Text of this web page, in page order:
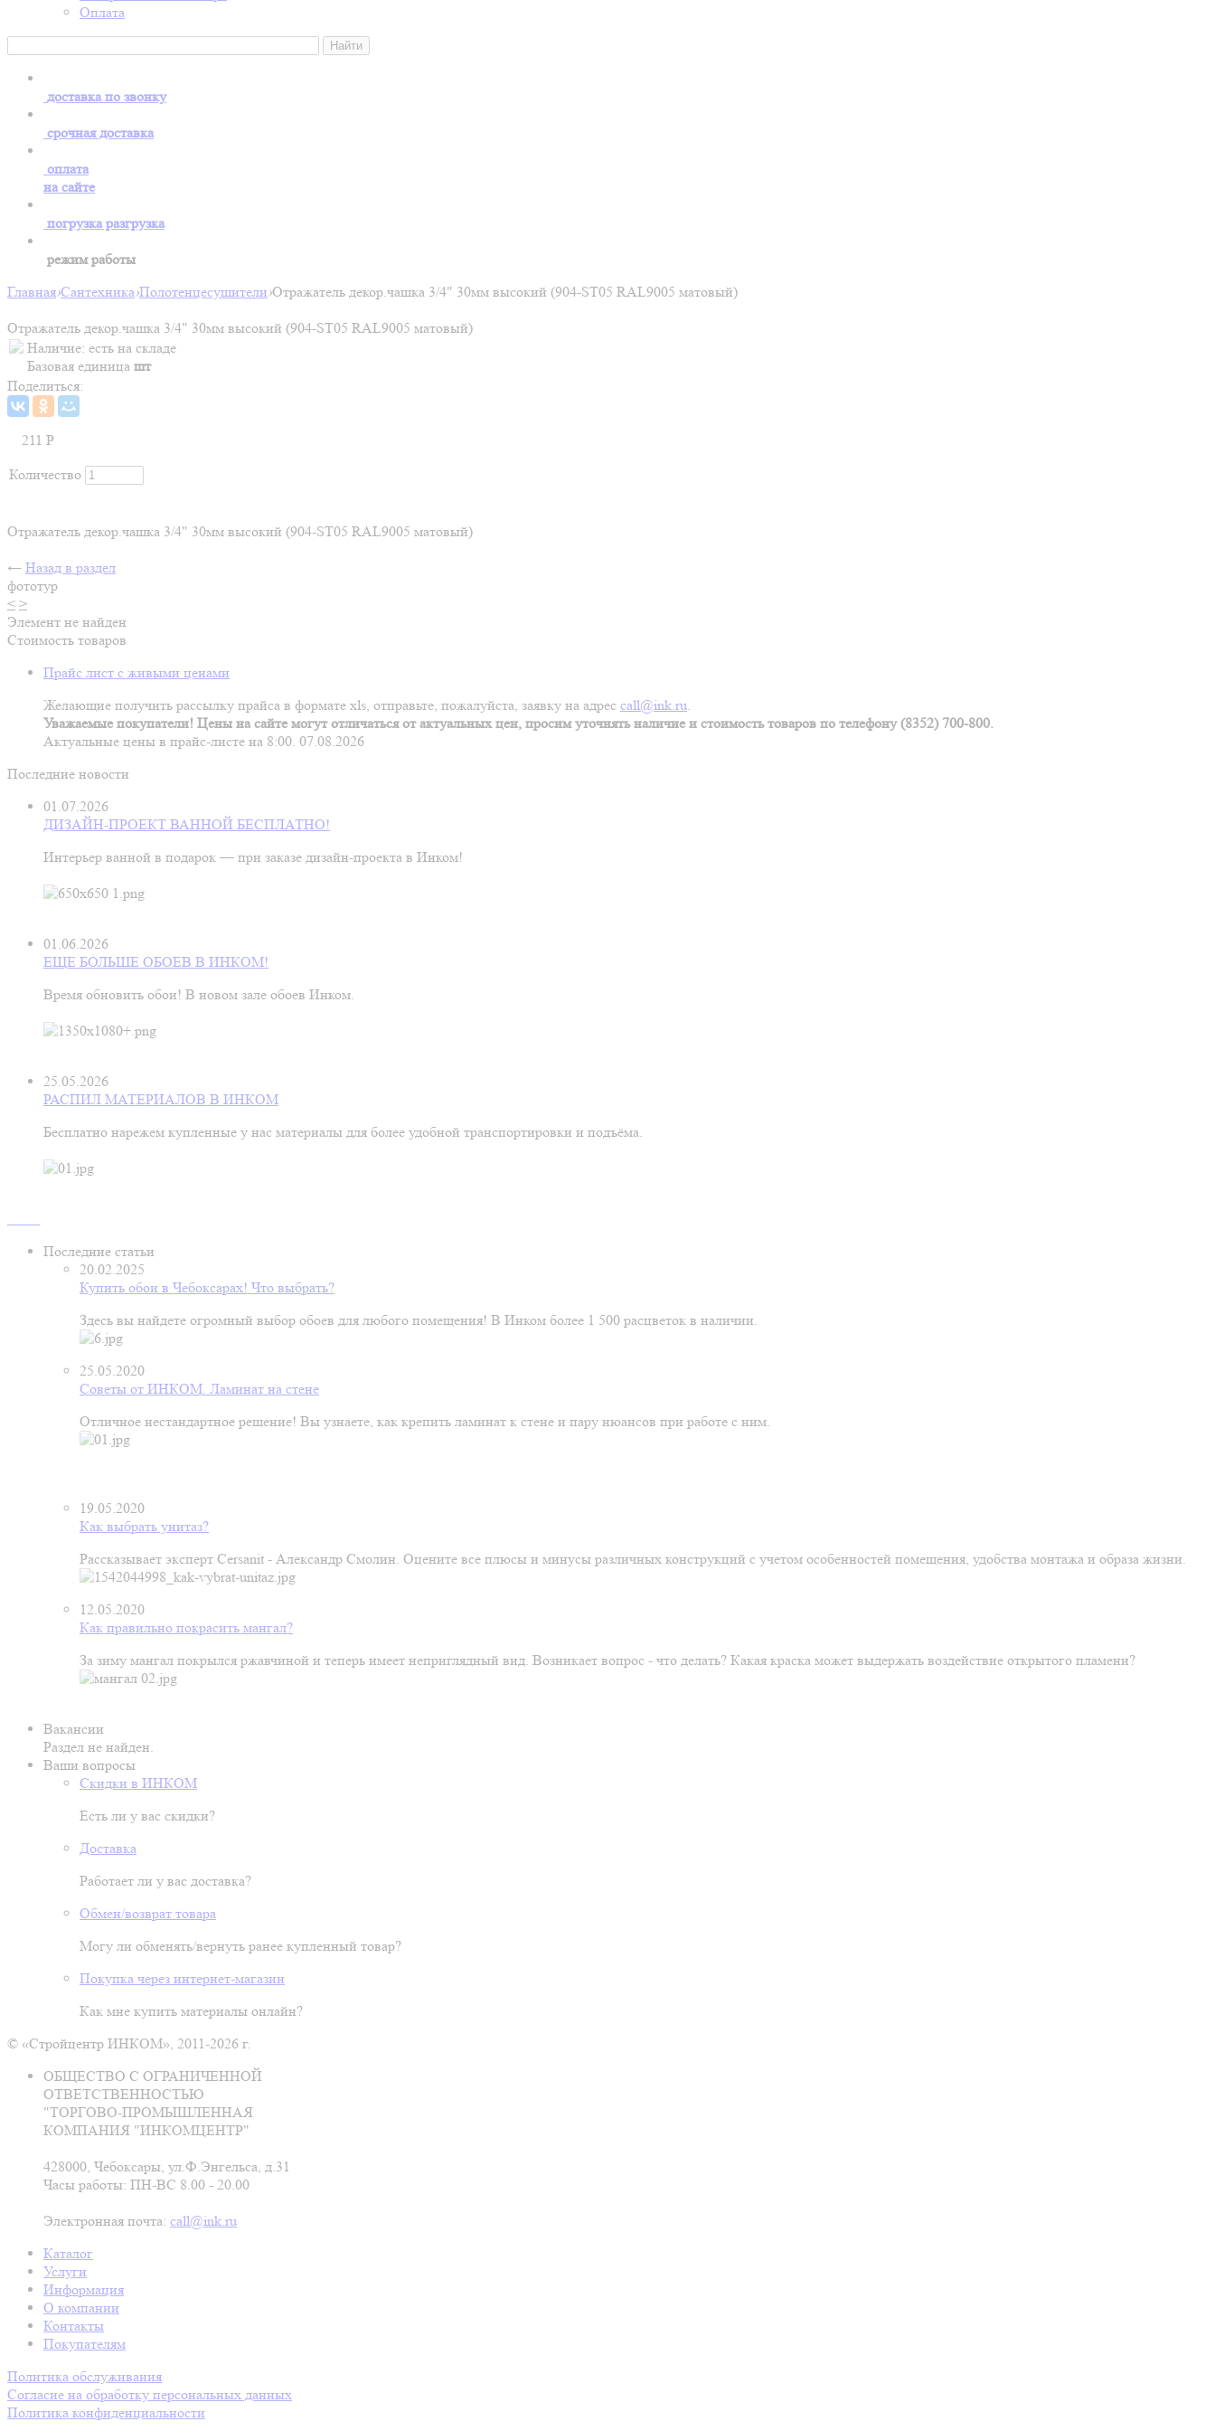
Оплата
доставка по звонку
срочная доставка
оплата
на сайте
погрузка разгрузка
режим работы
Главная›Сантехника›Полотенцесушители›Отражатель декор.чашка 3/4" 30мм высокий (904-ST05 RAL9005 матовый)
Отражатель декор.чашка 3/4" 30мм высокий (904-ST05 RAL9005 матовый)
Наличие: есть на складе
Базовая единица шт
Поделиться:
211 Р
Количество
Отражатель декор.чашка 3/4" 30мм высокий (904-ST05 RAL9005 матовый)
← Назад в раздел
фототур
< >
Элемент не найден
Стоимость товаров
Прайс лист с живыми ценами
Желающие получить рассылку прайса в формате xls, отправьте, пожалуйста, заявку на адрес call@ink.ru.
Уважаемые покупатели! Цены на сайте могут отличаться от актуальных цен, просим уточнять наличие и стоимость товаров по телефону (8352) 700-800.
Актуальные цены в прайс-листе на 8:00. 07.08.2026
Последние новости
01.07.2026
ДИЗАЙН-ПРОЕКТ ВАННОЙ БЕСПЛАТНО!
Интерьер ванной в подарок — при заказе дизайн‑проекта в Инком!
01.06.2026
ЕЩЕ БОЛЬШЕ ОБОЕВ В ИНКОМ!
Время обновить обои! В новом зале обоев Инком.
25.05.2026
РАСПИЛ МАТЕРИАЛОВ В ИНКОМ
Бесплатно нарежем купленные у нас материалы для более удобной транспортировки и подъёма.
Последние статьи
20.02.2025
Купить обои в Чебоксарах! Что выбрать?
Здесь вы найдете огромный выбор обоев для любого помещения! В Инком более 1 500 расцветок в наличии.
25.05.2020
Советы от ИНКОМ. Ламинат на стене
Отличное нестандартное решение! Вы узнаете, как крепить ламинат к стене и пару нюансов при работе с ним.
19.05.2020
Как выбрать унитаз?
Рассказывает эксперт Cersanit - Александр Смолин. Оцените все плюсы и минусы различных конструкций с учетом особенностей помещения, удобства монтажа и образа жизни.
12.05.2020
Как правильно покрасить мангал?
За зиму мангал покрылся ржавчиной и теперь имеет неприглядный вид. Возникает вопрос - что делать? Какая краска может выдержать воздействие открытого пламени?
Вакансии
Раздел не найден.
Ваши вопросы
Скидки в ИНКОМ
Есть ли у вас скидки?
Доставка
Работает ли у вас доставка?
Обмен/возврат товара
Могу ли обменять/вернуть ранее купленный товар?
Покупка через интернет-магазин
Как мне купить материалы онлайн?
© «Стройцентр ИНКОМ», 2011-2026 г.
ОБЩЕСТВО С ОГРАНИЧЕННОЙ
ОТВЕТСТВЕННОСТЬЮ
"ТОРГОВО-ПРОМЫШЛЕННАЯ
КОМПАНИЯ "ИНКОМЦЕНТР"
428000, Чебоксары, ул.Ф.Энгельса, д.31
Часы работы: ПН-ВС 8.00 - 20.00
Электронная почта: call@ink.ru
Каталог
Услуги
Информация
О компании
Контакты
Покупателям
Политика обслуживания
Согласие на обработку персональных данных
Политика конфиденциальности